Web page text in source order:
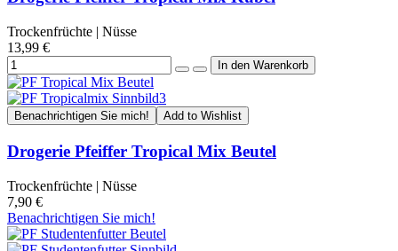
Trockenfrüchte | Nüsse
13,99 €
Benachrichtigen Sie mich! Add to Wishlist
Drogerie Pfeiffer Tropical Mix Beutel
Trockenfrüchte | Nüsse
7,90 €
Benachrichtigen Sie mich!